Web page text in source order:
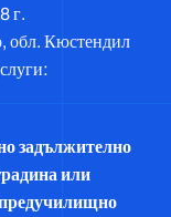
г.
обл. Кюстендил
задължително
или